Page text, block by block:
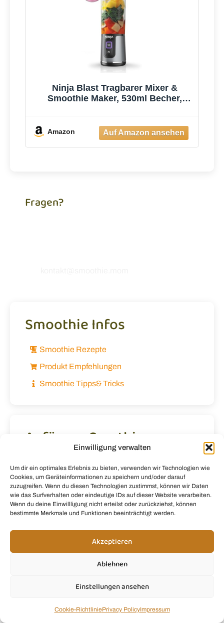
Einwilligung verwalten
Um dir ein optimales Erlebnis zu bieten, verwenden wir Technologien wie
Cookies, um Geräteinformationen zu speichern und/oder darauf
zuzugreifen. Wenn du diesen Technologien zustimmst, können wir Daten
wie das Surfverhalten oder eindeutige IDs auf dieser Website verarbeiten.
Wenn du deine Einwillligung nicht erteilst oder zurückziehst, können
bestimmte Merkmale und Funktionen beeinträchtigt werden.
Akzeptieren
Ablehnen
Einstellungen ansehen
Cookie-RichtliniePrivacy PolicyImpressum
Ninja Blast Tragbarer Mixer &
Smoothie Maker, 530ml Becher,
Amazon
Fragen?
Smoothie Infos
Smoothie Rezepte
Produkt Empfehlungen
Smoothie Tipps& Tricks
Anfänger Smothies
Meine Top 5 Smoothie-Rezepte für Anfänger